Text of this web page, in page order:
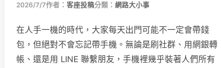
2026/7/7作者： 客座投稿分類： 網路大小事
在人手一機的時代，大家每天出門可能不一定會帶錢
包，但絕對不會忘記帶手機。無論是刷社群、用網銀轉
帳、還是用 LINE 聯繫朋友，手機裡幾乎裝著人們所有